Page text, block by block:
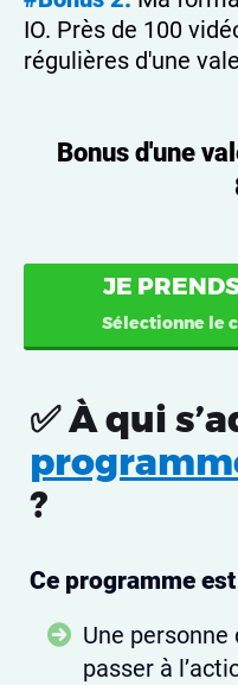
IO. Près de 100
régulières d'une
Bonus d'une
JE
Sélectionne le
✅ À qui
?
Ce programme
Une
passer à